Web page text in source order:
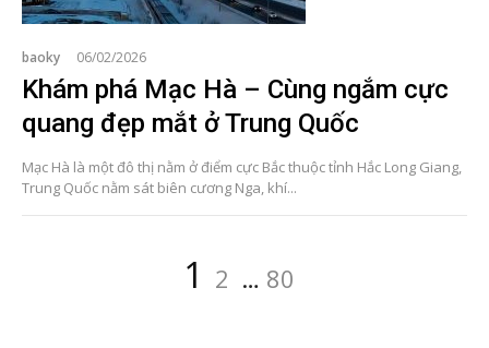
baoky 06/02/2026
Khám phá Mạc Hà – Cùng ngắm cực
quang đẹp mắt ở Trung Quốc
Mạc Hà là một đô thị nằm ở điểm cực Bắc thuộc tỉnh Hắc Long Giang,
Trung Quốc nằm sát biên cương Nga, khí...
Page
1 Page
2 … Page
80